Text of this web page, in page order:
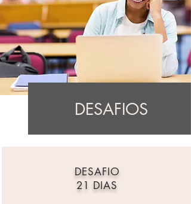
DESAFIOS
DESAFIO
21 DIAS